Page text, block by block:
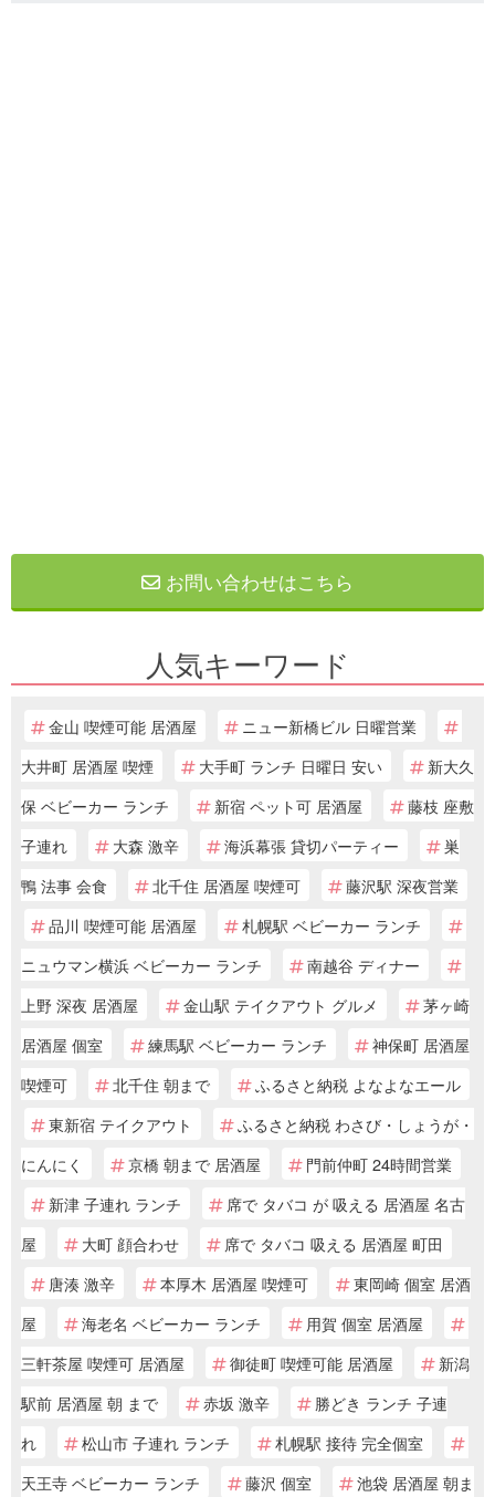
お問い合わせはこちら
人気キーワード
金山 喫煙可能 居酒屋
ニュー新橋ビル 日曜営業
大井町 居酒屋 喫煙
大手町 ランチ 日曜日 安い
新大久
保 ベビーカー ランチ
新宿 ペット可 居酒屋
藤枝 座敷
子連れ
大森 激辛 海浜幕張 貸切パーティー
巣
鴨 法事 会食
北千住 居酒屋 喫煙可
藤沢駅 深夜営業
品川 喫煙可能 居酒屋
札幌駅 ベビーカー ランチ
ニュウマン横浜 ベビーカー ランチ
南越谷 ディナー
上野 深夜 居酒屋
金山駅 テイクアウト グルメ
茅ヶ崎
居酒屋 個室
練馬駅 ベビーカー ランチ
神保町 居酒屋
喫煙可
北千住 朝まで
ふるさと納税 よなよなエール
東新宿 テイクアウト
ふるさと納税 わさび・しょうが・
にんにく
京橋 朝まで 居酒屋
門前仲町 24時間営業
新津 子連れ ランチ
席で タバコ が 吸える 居酒屋 名古
屋
大町 顔合わせ
席で タバコ 吸える 居酒屋 町田
唐湊 激辛
本厚木 居酒屋 喫煙可
東岡崎 個室 居酒
屋
海老名 ベビーカー ランチ
用賀 個室 居酒屋
三軒茶屋 喫煙可 居酒屋
御徒町 喫煙可能 居酒屋
新潟
駅前 居酒屋 朝 まで
赤坂 激辛
勝どき ランチ 子連
れ
松山市 子連れ ランチ
札幌駅 接待 完全個室
天王寺 ベビーカー ランチ
藤沢 個室 池袋 居酒屋 朝ま